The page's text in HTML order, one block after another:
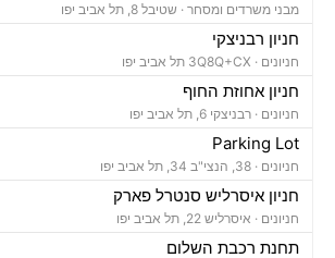
מבני משרדים ומסחר · שטיבל 8, תל אביב יפו
חניון רבניצקי
חניונים ·
חניון אחוזת החוף
חניונים · רבניצקי 6, תל אביב יפו
Parking Lot
חניונים ·
חניון איסרליש סנטרל פארק
חניונים · איסרליש 22, תל אביב יפו
תחנת רכבת השלום